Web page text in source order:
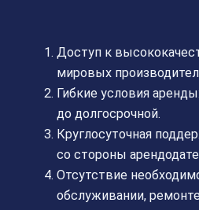
Доступ к
мировых
Гибкие условия
до долгосрочной.
Круглосуточная
со стороны
Отсутствие
обслуживании,